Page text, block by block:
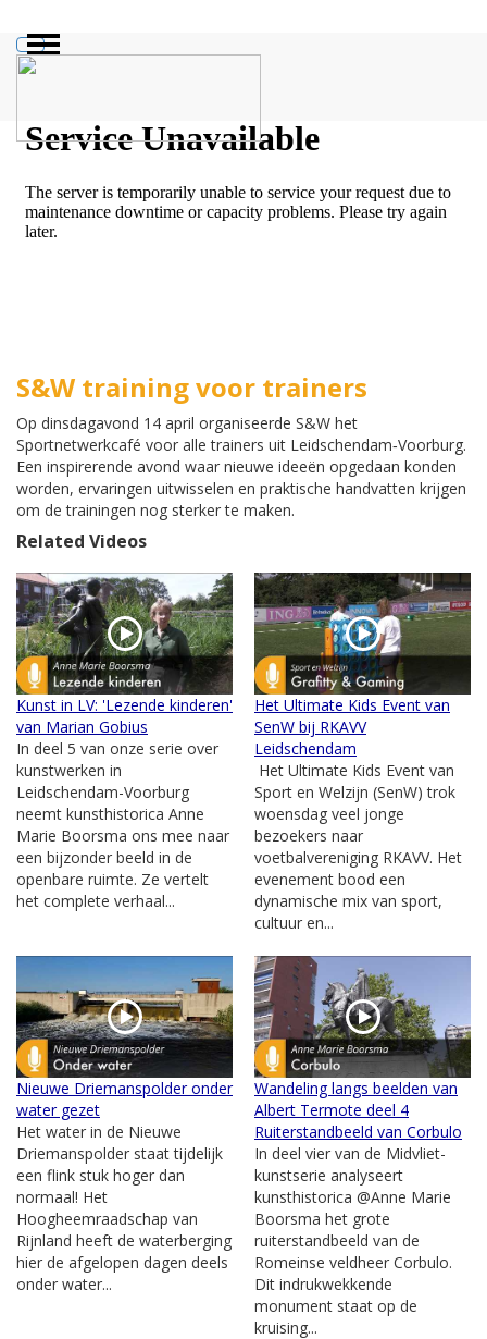
S&W training voor trainers
Op dinsdagavond 14 april organiseerde S&W het
Sportnetwerkcafé voor alle trainers uit Leidschendam‑Voorburg.
Een inspirerende avond waar nieuwe ideeën opgedaan konden
worden, ervaringen uitwisselen en praktische handvatten krijgen
om de trainingen nog sterker te maken.
Related Videos
Kunst in LV: 'Lezende kinderen'
van Marian Gobius
In deel 5 van onze serie over
kunstwerken in
Leidschendam-Voorburg
neemt kunsthistorica Anne
Marie Boorsma ons mee naar
een bijzonder beeld in de
openbare ruimte. Ze vertelt
het complete verhaal...
Het Ultimate Kids Event van
SenW bij RKAVV
Leidschendam
Het Ultimate Kids Event van
Sport en Welzijn (SenW) trok
woensdag veel jonge
bezoekers naar
voetbalvereniging RKAVV. Het
evenement bood een
dynamische mix van sport,
cultuur en...
Nieuwe Driemanspolder onder
water gezet
Het water in de Nieuwe
Driemanspolder staat tijdelijk
een flink stuk hoger dan
normaal! Het
Hoogheemraadschap van
Rijnland heeft de waterberging
hier de afgelopen dagen deels
onder water...
Wandeling langs beelden van
Albert Termote deel 4
Ruiterstandbeeld van Corbulo
In deel vier van de Midvliet-
kunstserie analyseert
kunsthistorica @Anne Marie
Boorsma het grote
ruiterstandbeeld van de
Romeinse veldheer Corbulo.
Dit indrukwekkende
monument staat op de
kruising...